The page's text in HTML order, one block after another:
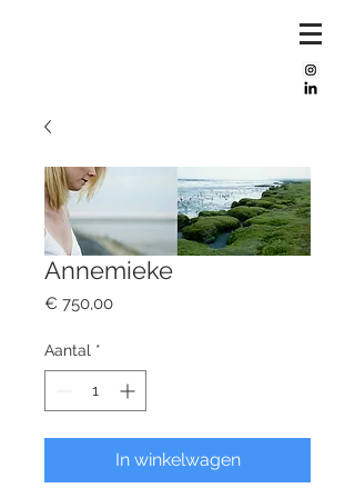
Annemieke
€ 750,00Prijs
Aantal *
In winkelwagen